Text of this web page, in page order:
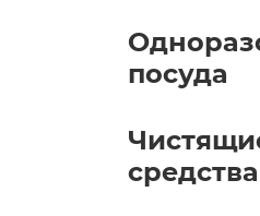
посуда
средства